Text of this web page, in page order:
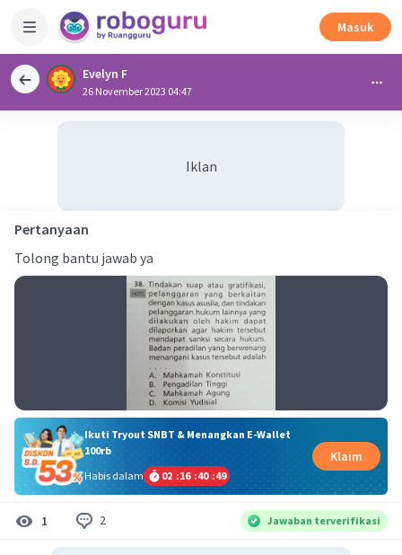
Masuk
Evelyn F
26 November 2023 04:47
Iklan
Pertanyaan
Tolong bantu jawab ya
Ikuti Tryout SNBT & Menangkan E-Wallet
100rb
Habis dalam
02 :16 :40 :49
Klaim
1 2 Jawaban terverifikasi